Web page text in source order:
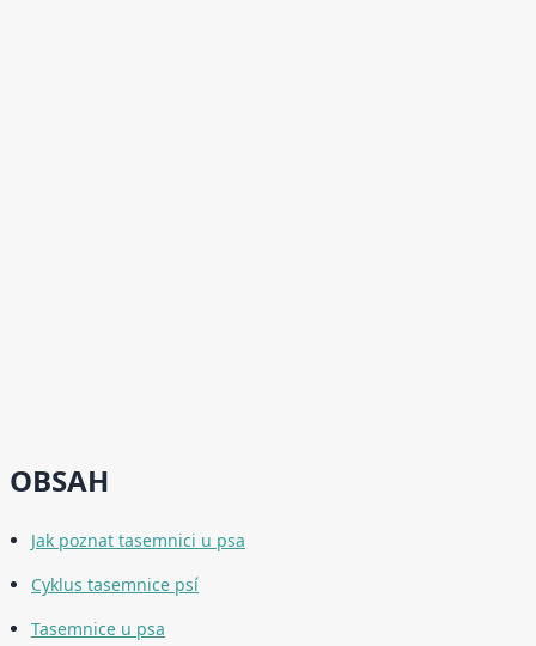
OBSAH
Jak poznat tasemnici u psa
Cyklus tasemnice psí
Tasemnice u psa